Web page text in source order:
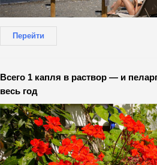
Перейти
Всего 1 капля в раствор — и пеларгония цветёт непрерывно
весь год